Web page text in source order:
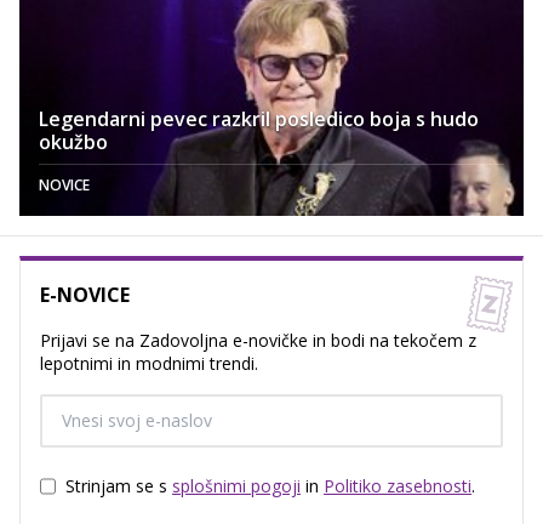
Legendarni pevec razkril posledico boja s hudo
okužbo
NOVICE
E-NOVICE
Prijavi se na Zadovoljna e-novičke in bodi na tekočem z
lepotnimi in modnimi trendi.
Strinjam se s splošnimi pogoji in Politiko zasebnosti.